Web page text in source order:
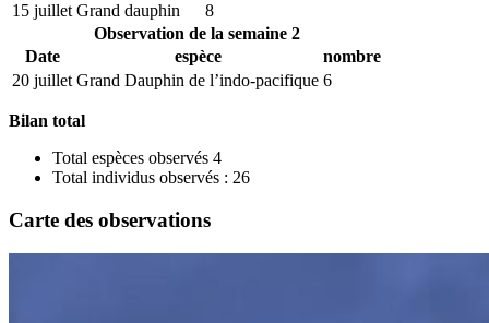
15 juillet Grand dauphin
8
Observation de la semaine 2
Date
espèce
nombre
20 juillet Grand Dauphin de l’indo-pacifique 6
Bilan total
Total espèces observés 4
Total individus observés : 26
Carte des observations